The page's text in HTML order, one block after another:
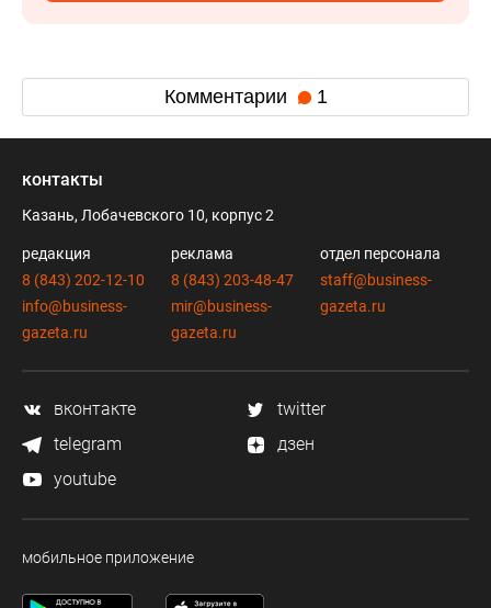
Комментарии 1
контакты
Казань, Лобачевского 10, корпус 2
редакция
8 (843) 202-12-10
info@business-
gazeta.ru
реклама
8 (843) 203-48-47
mir@business-
gazeta.ru
отдел персонала
staff@business-
gazeta.ru
вконтакте
twitter
telegram
дзен
youtube
мобильное приложение